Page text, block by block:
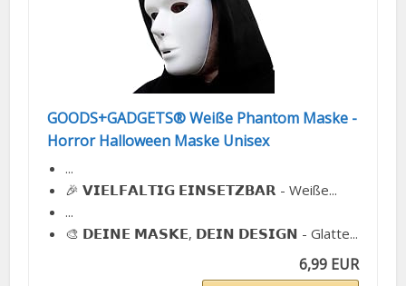
GOODS+GADGETS® Weiße Phantom Maske -
Horror Halloween Maske Unisex
...
🎉 𝗩𝗜𝗘𝗟𝗙𝗔𝗟𝗧𝗜𝗚 𝗘𝗜𝗡𝗦𝗘𝗧𝗭𝗕𝗔𝗥 - Weiße...
...
🎨 𝗗𝗘𝗜𝗡𝗘 𝗠𝗔𝗦𝗞𝗘, 𝗗𝗘𝗜𝗡 𝗗𝗘𝗦𝗜𝗚𝗡 - Glatte...
6,99 EUR